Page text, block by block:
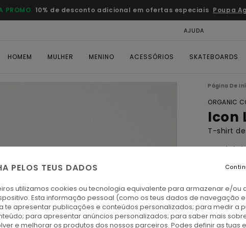
PROMO 10% de desconto adicional em ofertas especiais Poupa
AJUDA
HOMEM MULHER MENINO ACESSÓRIOS SKATEBOARDS
Página De
ORGANIC
Icon
T-shirt
4.7
ECO-BONUS
CorSepia
PELOS TEUS DADOS
utilizamos cookies ou tecnologia equivalente para armazenar e/ou
Esta informação pessoal (como os teus dados de navegação
te apresentar publicações e conteúdos personalizados; para medir a
para apresentar anúncios personalizados; para saber mais
e melhorar os produtos dos nossos parceiros. Podes definir as tuas